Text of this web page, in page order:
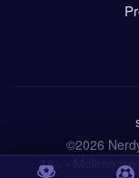
18+ • Molimo
©2026